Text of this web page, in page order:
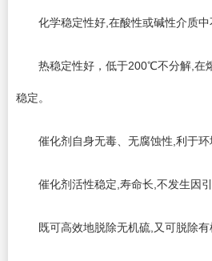
化学稳定性好,在酸性或碱性介质中
热稳定性好，低于200℃不分解,在
稳定。
催化剂自身无毒、无腐蚀性,利于环
催化剂活性稳定,寿命长,不发生因引
既可高效地脱除无机硫,又可脱除有